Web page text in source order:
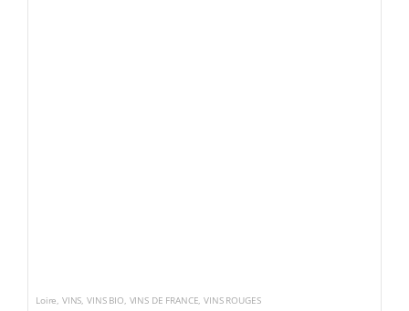
Loire, VINS,VINS BIO, VINS DE FRANCE,VINS ROUGES